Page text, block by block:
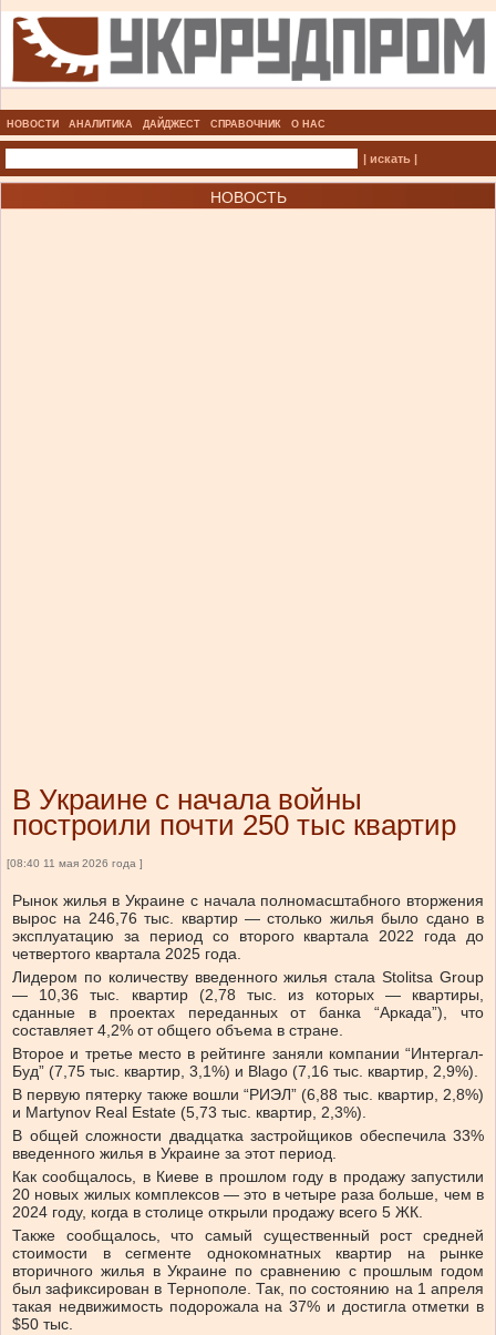
НОВОСТИ АНАЛИТИКА ДАЙДЖЕСТ СПРАВОЧНИК О НАС
| искать |
НОВОСТЬ
В Украине с начала войны
построили почти 250 тыс квартир
[08:40 11 мая 2026 года ]
Рынок жилья в Украине с начала полномасштабного вторжения
вырос на 246,76 тыс. квартир — столько жилья было сдано в
эксплуатацию за период со второго квартала 2022 года до
четвертого квартала 2025 года.
Лидером по количеству введенного жилья стала Stolitsa Group
— 10,36 тыс. квартир (2,78 тыс. из которых — квартиры,
сданные в проектах переданных от банка “Аркада”), что
составляет 4,2% от общего объема в стране.
Второе и третье место в рейтинге заняли компании “Интергал-
Буд” (7,75 тыс. квартир, 3,1%) и Blago (7,16 тыс. квартир, 2,9%).
В первую пятерку также вошли “РИЭЛ” (6,88 тыс. квартир, 2,8%)
и Martynov Real Estate (5,73 тыс. квартир, 2,3%).
В общей сложности двадцатка застройщиков обеспечила 33%
введенного жилья в Украине за этот период.
Как сообщалось, в Киеве в прошлом году в продажу запустили
20 новых жилых комплексов — это в четыре раза больше, чем в
2024 году, когда в столице открыли продажу всего 5 ЖК.
Также сообщалось, что самый существенный рост средней
стоимости в сегменте однокомнатных квартир на рынке
вторичного жилья в Украине по сравнению с прошлым годом
был зафиксирован в Тернополе. Так, по состоянию на 1 апреля
такая недвижимость подорожала на 37% и достигла отметки в
$50 тыс.